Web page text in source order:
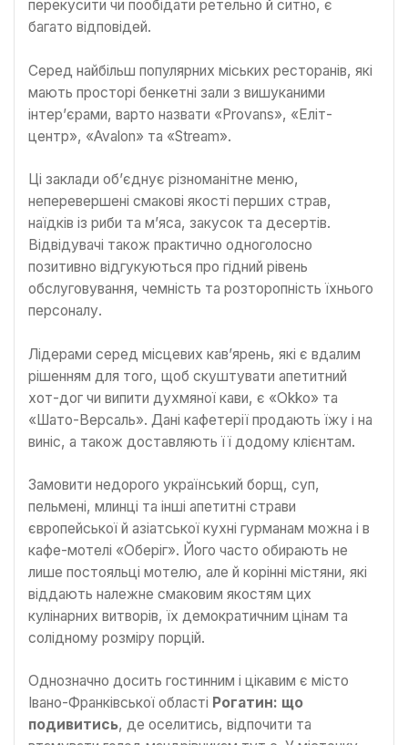
перекусити чи пообідати ретельно й ситно, є
багато відповідей.
Серед найбільш популярних міських ресторанів, які
мають просторі бенкетні зали з вишуканими
інтер’єрами, варто назвати «Provans», «Еліт-
центр», «Avalon» та «Stream».
Ці заклади об’єднує різноманітне меню,
неперевершені смакові якості перших страв,
наїдків із риби та м’яса, закусок та десертів.
Відвідувачі також практично одноголосно
позитивно відгукуються про гідний рівень
обслуговування, чемність та розторопність їхнього
персоналу.
Лідерами серед місцевих кав’ярень, які є вдалим
рішенням для того, щоб скуштувати апетитний
хот-дог чи випити духмяної кави, є «Okko» та
«Шато-Версаль». Дані кафетерії продають їжу і на
виніс, а також доставляють її додому клієнтам.
Замовити недорого український борщ, суп,
пельмені, млинці та інші апетитні страви
європейської й азіатської кухні гурманам можна і в
кафе-мотелі «Оберіг». Його часто обирають не
лише постояльці мотелю, але й корінні містяни, які
віддають належне смаковим якостям цих
кулінарних витворів, їх демократичним цінам та
солідному розміру порцій.
Однозначно досить гостинним і цікавим є місто
Івано-Франківської області Рогатин: що
подивитись, де оселитись, відпочити та